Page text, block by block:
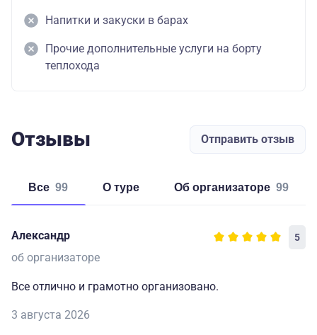
Напитки и закуски в барах
Прочие дополнительные услуги на борту
теплохода
Отзывы Отправить отзыв
Все 99 о туре об организаторе 99
Александр 5
об организаторе
Все отлично и грамотно организовано.
3 августа 2026